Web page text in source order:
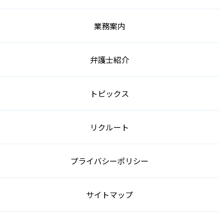
業務案内
弁護士紹介
トピックス
リクルート
プライバシーポリシー
サイトマップ